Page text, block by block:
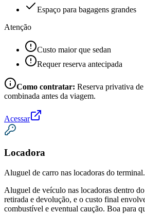
Espaço para bagagens grandes
Atenção
Custo maior que sedan
Requer reserva antecipada
Como contratar: Reserva privativa
combinada antes da viagem.
Acessar
Locadora
Aluguel de carro nas locadoras do terminal.
Aluguel de veículo nas locadoras dentro
retirada e devolução, e o custo final
combustível e eventual caução. Boa para